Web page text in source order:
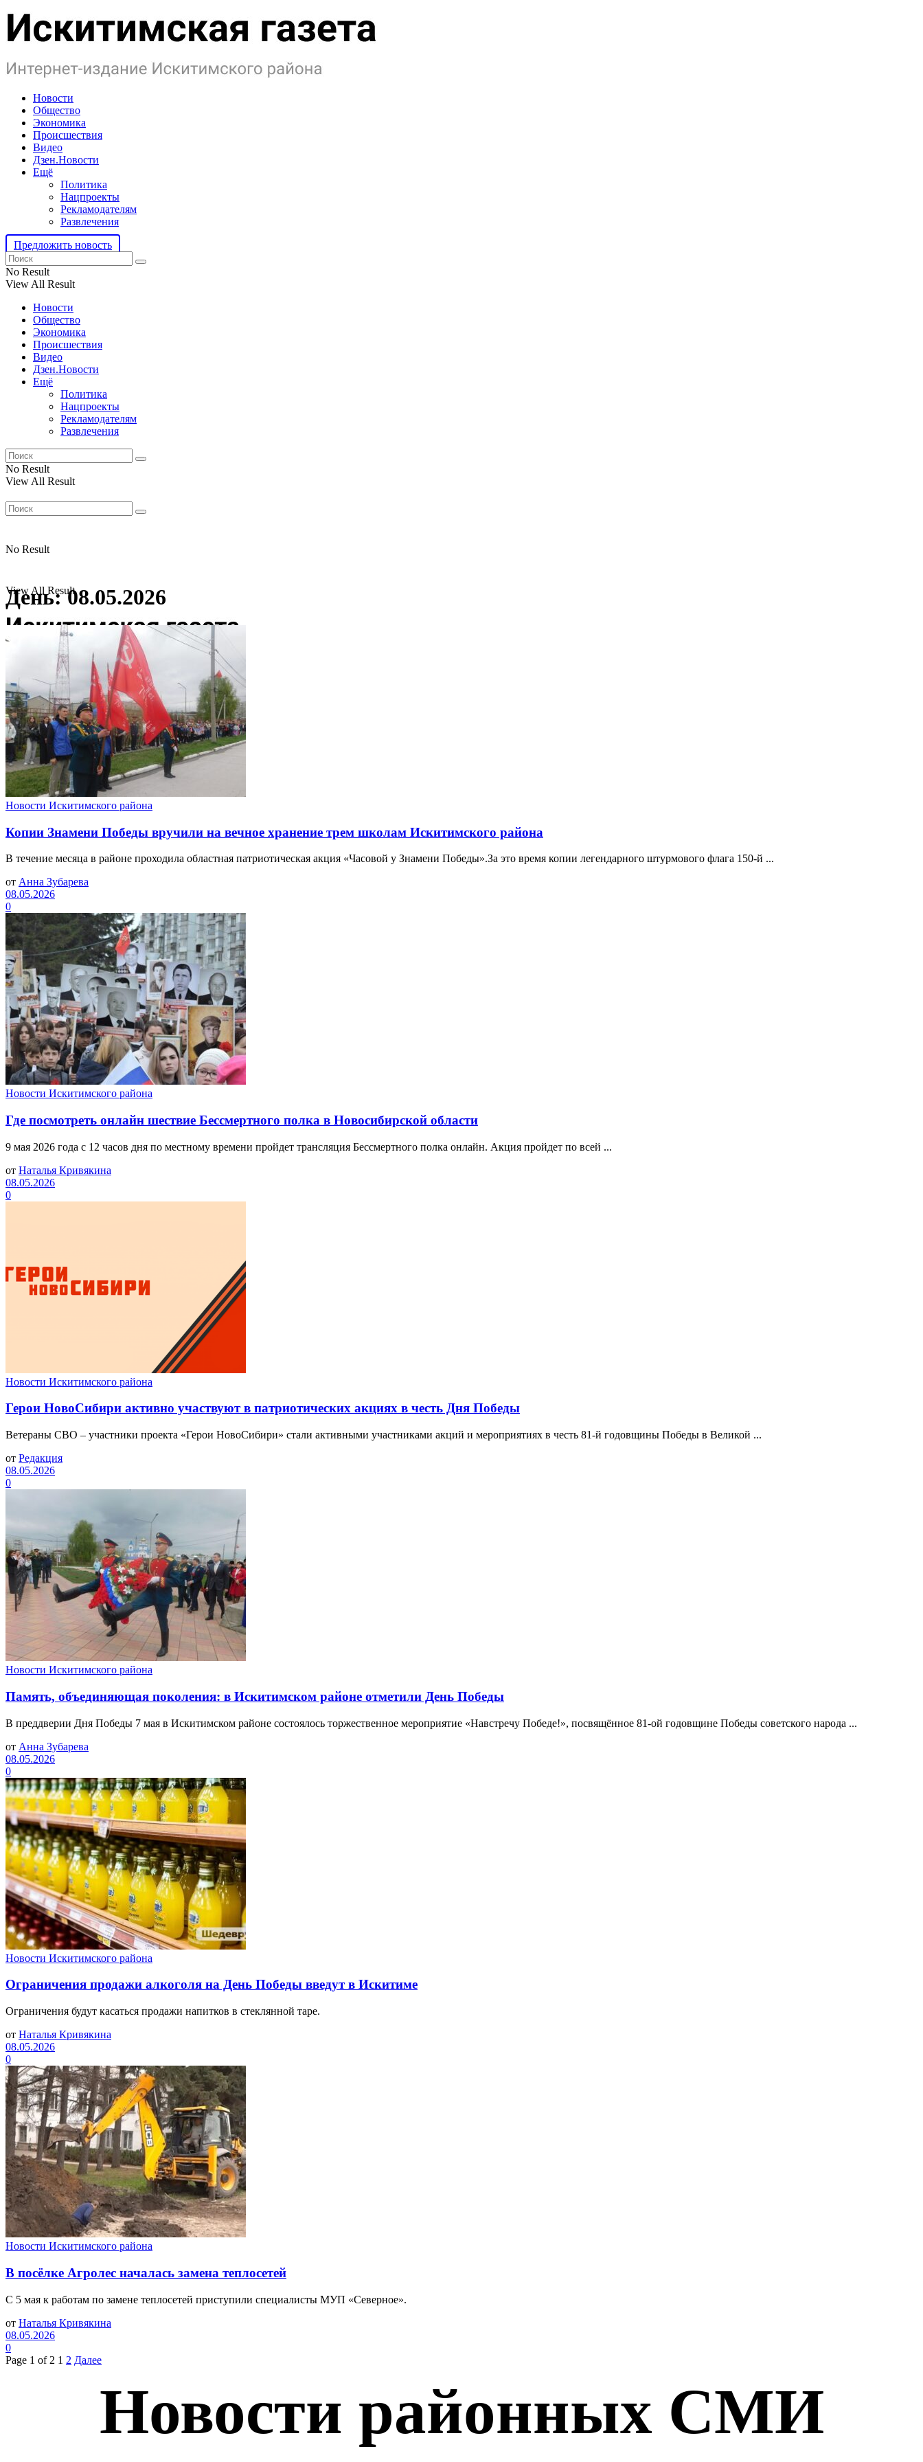
Новости
Общество
Экономика
Происшествия
Видео
Дзен.Новости
Ещё
Политика
Нацпроекты
Рекламодателям
Развлечения
Предложить новость
No Result
View All Result
Новости
Общество
Экономика
Происшествия
Видео
Дзен.Новости
Ещё
Политика
Нацпроекты
Рекламодателям
Развлечения
No Result
View All Result
No Result
View All Result
День:08.05.2026
Новости Искитимского района
Копии Знамени Победы вручили на вечное хранение трем школам Искитимского района
В течение месяца в районе проходила областная патриотическая акция «Часовой у Знамени Победы».За это время копии легендарного штурмового флага 150-й ...
от Анна Зубарева
08.05.2026
0
Новости Искитимского района
Где посмотреть онлайн шествие Бессмертного полка в Новосибирской области
9 мая 2026 года с 12 часов дня по местному времени пройдет трансляция Бессмертного полка онлайн. Акция пройдет по всей ...
от Наталья Кривякина
08.05.2026
0
Новости Искитимского района
Герои НовоСибири активно участвуют в патриотических акциях в честь Дня Победы
Ветераны СВО – участники проекта «Герои НовоСибири» стали активными участниками акций и мероприятиях в честь 81-й годовщины Победы в Великой ...
от Редакция
08.05.2026
0
Новости Искитимского района
Память, объединяющая поколения: в Искитимском районе отметили День Победы
В преддверии Дня Победы 7 мая в Искитимском районе состоялось торжественное мероприятие «Навстречу Победе!», посвящённое 81-ой годовщине Победы советского народа ...
от Анна Зубарева
08.05.2026
0
Новости Искитимского района
Ограничения продажи алкоголя на День Победы введут в Искитиме
Ограничения будут касаться продажи напитков в стеклянной таре.
от Наталья Кривякина
08.05.2026
0
Новости Искитимского района
В посёлке Агролес началась замена теплосетей
С 5 мая к работам по замене теплосетей приступили специалисты МУП «Северное».
от Наталья Кривякина
08.05.2026
0
Page 1 of 2 1 2 Далее